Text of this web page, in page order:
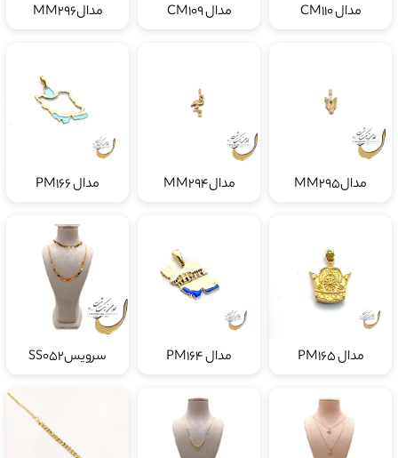
مدال CM110 مدال CM109 مدالMM296
مدالMM295 مدالMM294 مدال PM166
مدال PM165 مدال PM164 سرویسSS052